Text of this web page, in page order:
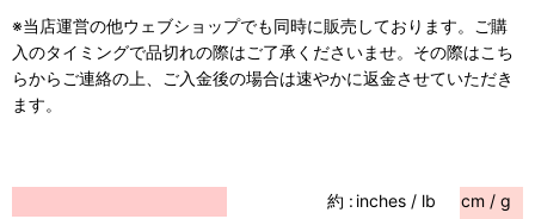
※当店運営の他ウェブショップでも同時に販売しております。ご購
入のタイミングで品切れの際はご了承くださいませ。その際はこち
らからご連絡の上、ご入金後の場合は速やかに返金させていただき
ます。
約 : inches / lb cm / g